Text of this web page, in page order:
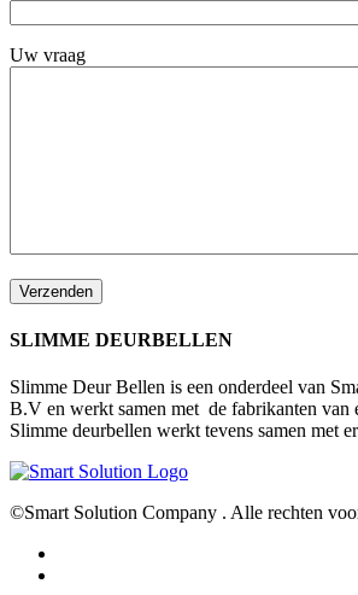
Uw vraag
SLIMME DEURBELLEN
Slimme Deur Bellen is een onderdeel van
B.V en werkt samen met de fabrikanten van
Slimme deurbellen werkt tevens samen met
©Smart Solution Company . Alle rechten